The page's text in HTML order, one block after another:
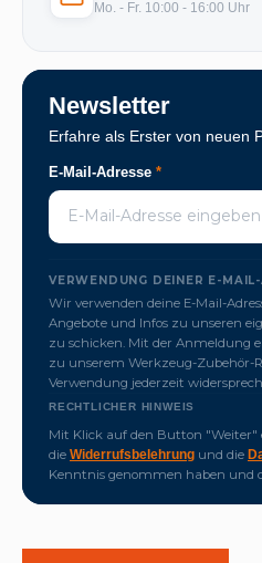
Mo. - Fr. 10:00 - 16:00 Uhr
Newsletter
Erfahre als Erster von neuen
E-Mail-Adresse *
VERWENDUNG DEINER E-
Wir verwenden deine E-Mail-
Angebote und Infos zu unseren
zu schicken. Mit der Anmeldung
zu unserem Werkzeug-Zubehör-
Verwendung jederzeit
RECHTLICHER HINWEIS
Mit Klick auf den Button "Weiter"
die Widerrufsbelehrung und die
Kenntnis genommen haben und